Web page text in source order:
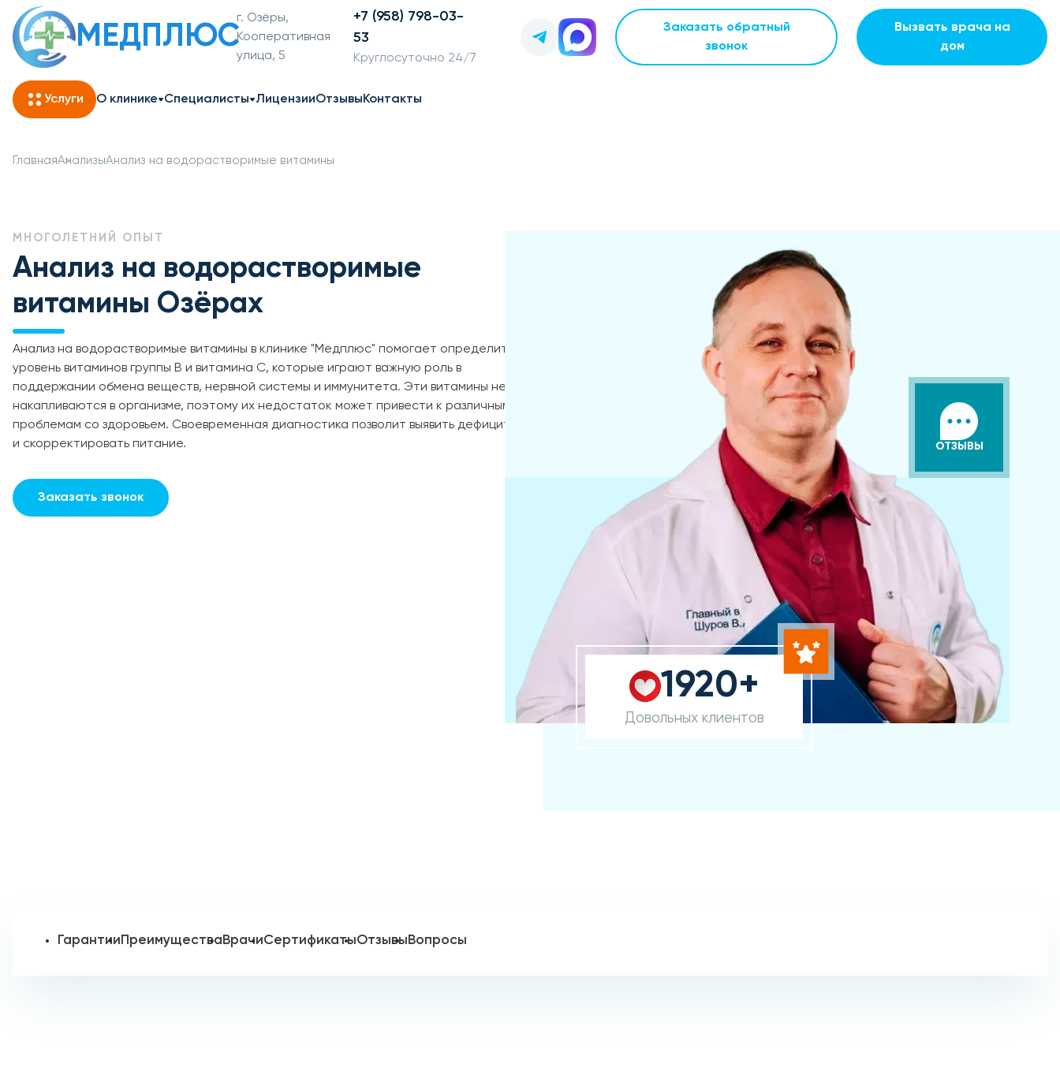
МЕДПЛЮС
г. Озёры,
Кооперативная
улица, 5
+7 (958) 798-03-
53
Круглосуточно 24/7
Заказать обратный
звонок
Вызвать врача на
дом
Услуги О клинике Специалисты ЛицензииОтзывыКонтакты
ГлавнаяАнализыАнализ на водорастворимые витамины
МНОГОЛЕТНИЙ ОПЫТ
Анализ на водорастворимые
витамины Озёрах
Анализ на водорастворимые витамины в клинике "Медплюс" помогает определить
уровень витаминов группы B и витамина C, которые играют важную роль в
поддержании обмена веществ, нервной системы и иммунитета. Эти витамины не
накапливаются в организме, поэтому их недостаток может привести к различным
проблемам со здоровьем. Своевременная диагностика позволит выявить дефицит
и скорректировать питание.
Заказать звонок
1920+
Довольных клиентов
ОТЗЫВЫ
ГарантииПреимуществаВрачиСертификатыОтзывыВопросы